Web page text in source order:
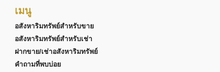
เมนู
อสังหาริมทรัพย์สำหรับขาย
อสังหาริมทรัพย์สำหรับเช่า
ฝากขาย/เช่าอสังหาริมทรัพย์
คำถามที่พบบ่อย